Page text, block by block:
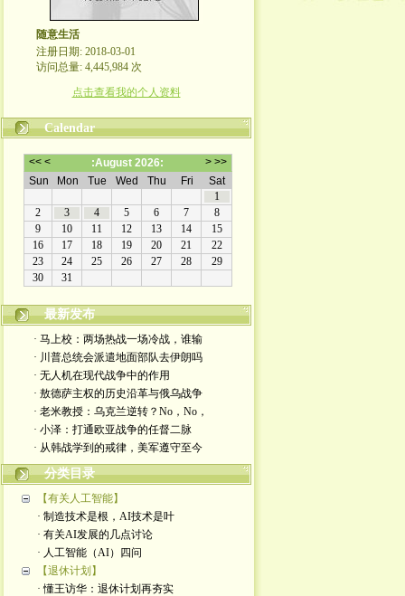
随意生活
注册日期: 2018-03-01
访问总量: 4,445,984 次
点击查看我的个人资料
Calendar
最新发布
· 马上校：两场热战一场冷战，谁输
· 川普总统会派遣地面部队去伊朗吗
· 无人机在现代战争中的作用
· 敖德萨主权的历史沿革与俄乌战争
· 老米教授：乌克兰逆转？No，No，
· 小泽：打通欧亚战争的任督二脉
· 从韩战学到的戒律，美军遵守至今
分类目录
【有关人工智能】
· 制造技术是根，AI技术是叶
· 有关AI发展的几点讨论
· 人工智能（AI）四问
【退休计划】
· 懂王访华：退休计划再夯实